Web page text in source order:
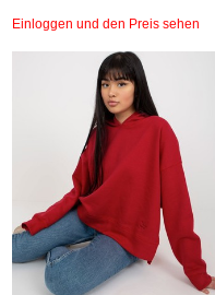
Einloggen und den Preis sehen